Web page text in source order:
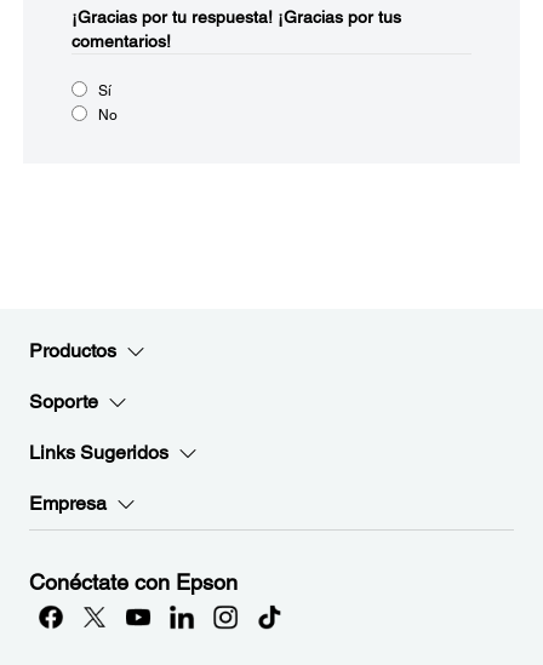
¡Gracias por tu respuesta! ¡Gracias por tus
comentarios!
Sí
No
Productos
Soporte
Links Sugeridos
Empresa
Conéctate con Epson